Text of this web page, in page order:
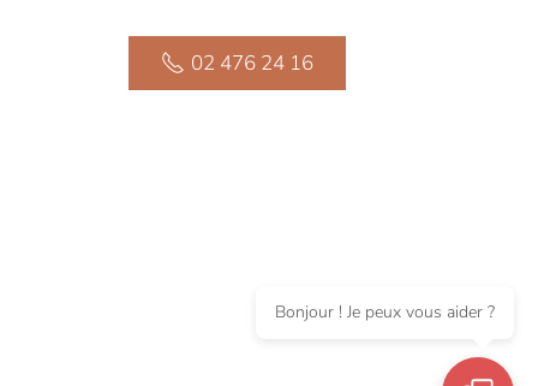
02 476 24 16
Bonjour ! Je peux vous aider ?